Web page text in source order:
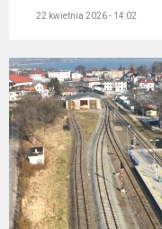
22 kwietnia 2026 - 14:02